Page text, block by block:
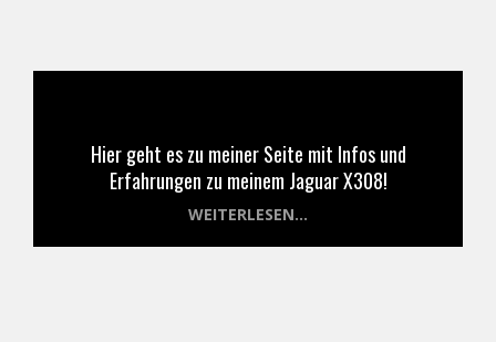
Hier geht es zu meiner Seite mit Infos und
Erfahrungen zu meinem Jaguar X308!
WEITERLESEN...